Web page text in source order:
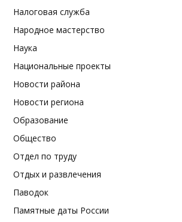
Налоговая служба
Народное мастерство
Наука
Национальные проекты
Новости района
Новости региона
Образование
Общество
Отдел по труду
Отдых и развлечения
Паводок
Памятные даты России